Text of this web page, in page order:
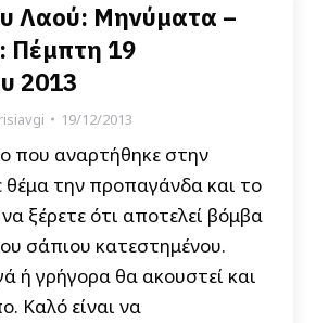
Λαού: Μηνύματα –
Πέμπτη 19
2013
19/12/2013
που αναρτήθηκε στην
θέμα την προπαγάνδα και το
ξέρετε ότι αποτελεί βόμβα
σάπιου κατεστημένου.
ή γρήγορα θα ακουστεί και
Καλό είναι να